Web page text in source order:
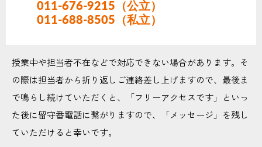
011-676-9215（公立）
011-688-8505（私立）
授業中や担当者不在などで対応できない場合があります。そ
の際は担当者から折り返しご連絡差し上げますので、最後ま
で鳴らし続けていただくと、「フリーアクセスです」といっ
た後に留守番電話に繋がりますので、「メッセージ」を残し
ていただけると幸いです。